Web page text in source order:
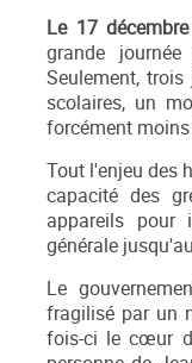
Le 17
grande
Seulement,
scolaires, un
forcément
Tout l'enjeu des
capacité des
appareils pour
générale
Le
fragilisé par un
fois-ci le cœur